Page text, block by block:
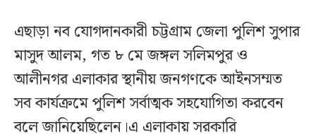
এছাড়া নব যোগদানকারী চট্টগ্রাম জেলা পুলিশ সুপার
মাসুদ আলম, গত ৮ মে জঙ্গল সলিমপুর ও
আলীনগর এলাকার স্থানীয় জনগণকে আইনসম্মত
সব কার্যক্রমে পুলিশ সর্বাত্মক সহযোগিতা করবেন
বলে জানিয়েছিলেন।এ এলাকায় সরকারি